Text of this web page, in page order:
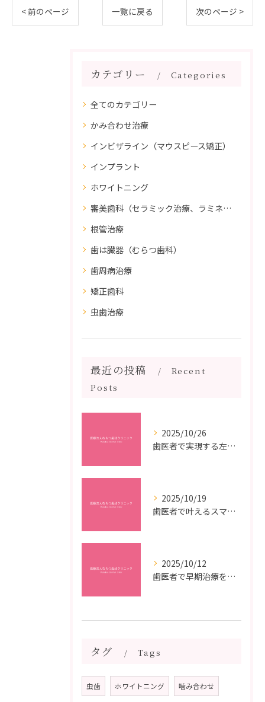
< 前のページ 一覧に戻る 次のページ >
カテゴリー Categories
全てのカテゴリー
かみ合わせ治療
インビザライン（マウスピース矯正）
インプラント
ホワイトニング
審美歯科（セラミック治療、ラミネートべニア、ダイレクトボンディング）
根管治療
歯は臓器（むらつ歯科）
歯周病治療
矯正歯科
虫歯治療
最近の投稿
Recent
Posts
2025/10/26
歯医者で実現する左右対称治療のポイントと矯正治療選びの疑問解決ガイド
2025/10/19
歯医者で叶えるスマイルメイクオーバーなら福岡県福岡市博多区博多駅前の最新矯正治療解説
2025/10/12
歯医者で早期治療を受けるメリットと虫歯悪化を防ぐ最短ステップ
タグ Tags
虫歯 ホワイトニング 噛み合わせ